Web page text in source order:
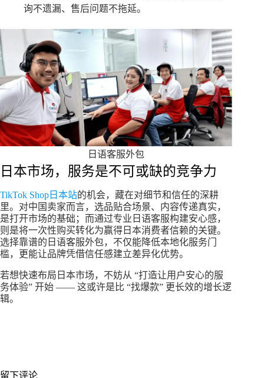
询不遗漏、售后问题不拖延。
日语客服外包
日本市场，服务是不可或缺的竞争力
TikTok Shop日本站的机会，藏在对细节和信任的深耕
里。对中国卖家而言，选品贴合场景、内容传递真实，
是打开市场的基础；而通过专业日语客服构建安心感，
则是将一次性购买转化为赢得日本消费者信赖的关键。
选择靠谱的日语客服外包，不仅能降低本地化服务门
槛，更能让品牌凭借信任感建立差异化优势。
若想快速布局日本市场，不妨从 “打造让用户安心的服
务体验” 开始 —— 这或许是比 “找爆款” 更长效的增长逻
辑。
留下评论